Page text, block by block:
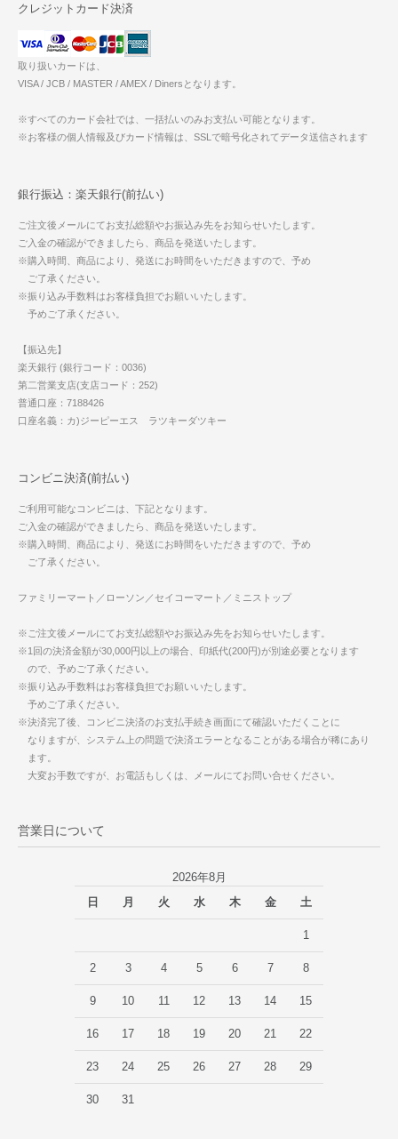
クレジットカード決済
取り扱いカードは、
VISA / JCB / MASTER / AMEX / Dinersとなります。
※すべてのカード会社では、一括払いのみお支払い可能となります。
※お客様の個人情報及びカード情報は、SSLで暗号化されてデータ送信されます
銀行振込：楽天銀行(前払い)
ご注文後メールにてお支払総額やお振込み先をお知らせいたします。
ご入金の確認ができましたら、商品を発送いたします。
※購入時間、商品により、発送にお時間をいただきますので、予め
ご了承ください。
※振り込み手数料はお客様負担でお願いいたします。
予めご了承ください。
【振込先】
楽天銀行 (銀行コード：0036)
第二営業支店(支店コード：252)
普通口座：7188426
口座名義：カ)ジーピーエス ラツキーダツキー
コンビニ決済(前払い)
ご利用可能なコンビニは、下記となります。
ご入金の確認ができましたら、商品を発送いたします。
※購入時間、商品により、発送にお時間をいただきますので、予め
ご了承ください。
ファミリーマート／ローソン／セイコーマート／ミニストップ
※ご注文後メールにてお支払総額やお振込み先をお知らせいたします。
※1回の決済金額が30,000円以上の場合、印紙代(200円)が別途必要となります
ので、予めご了承ください。
※振り込み手数料はお客様負担でお願いいたします。
予めご了承ください。
※決済完了後、コンビニ決済のお支払手続き画面にて確認いただくことに
なりますが、システム上の問題で決済エラーとなることがある場合が稀にあり
ます。
大変お手数ですが、お電話もしくは、メールにてお問い合せください。
営業日について
2026年8月
日
月 火 水 木 金 土
1
2 3 4 5 6 7 8
9 10 11 12 13 14 15
16 17 18 19 20 21 22
23 24 25 26 27 28 29
30 31